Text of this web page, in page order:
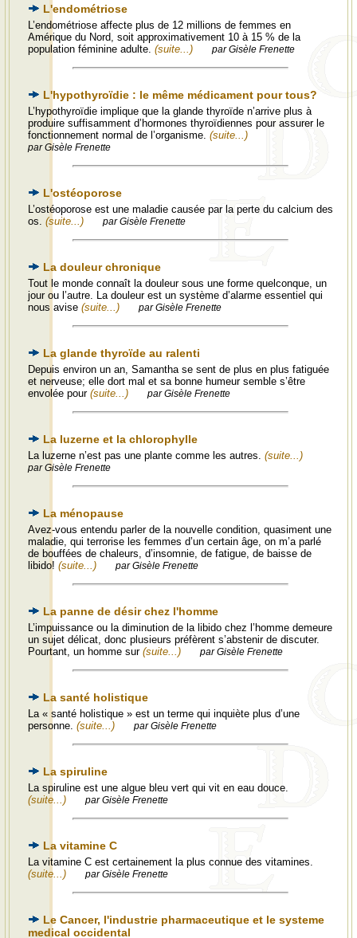
L'endométriose
L’endométriose affecte plus de 12 millions de femmes en
Amérique du Nord, soit approximativement 10 à 15 % de la
population féminine adulte. (suite...) par Gisèle Frenette
L'hypothyroïdie : le même médicament pour tous?
L’hypothyroïdie implique que la glande thyroïde n’arrive plus à
produire suffisamment d’hormones thyroïdiennes pour assurer le
fonctionnement normal de l’organisme. (suite...)
par Gisèle Frenette
L'ostéoporose
L’ostéoporose est une maladie causée par la perte du calcium des
os. (suite...) par Gisèle Frenette
La douleur chronique
Tout le monde connaît la douleur sous une forme quelconque, un
jour ou l’autre. La douleur est un système d’alarme essentiel qui
nous avise (suite...) par Gisèle Frenette
La glande thyroïde au ralenti
Depuis environ un an, Samantha se sent de plus en plus fatiguée
et nerveuse; elle dort mal et sa bonne humeur semble s’être
envolée pour (suite...) par Gisèle Frenette
La luzerne et la chlorophylle
La luzerne n’est pas une plante comme les autres. (suite...)
par Gisèle Frenette
La ménopause
Avez-vous entendu parler de la nouvelle condition, quasiment une
maladie, qui terrorise les femmes d’un certain âge, on m’a parlé
de bouffées de chaleurs, d’insomnie, de fatigue, de baisse de
libido! (suite...) par Gisèle Frenette
La panne de désir chez l'homme
L’impuissance ou la diminution de la libido chez l’homme demeure
un sujet délicat, donc plusieurs préfèrent s’abstenir de discuter.
Pourtant, un homme sur (suite...) par Gisèle Frenette
La santé holistique
La « santé holistique » est un terme qui inquiète plus d’une
personne. (suite...) par Gisèle Frenette
La spiruline
La spiruline est une algue bleu vert qui vit en eau douce.
(suite...)
par Gisèle Frenette
La vitamine C
La vitamine C est certainement la plus connue des vitamines.
(suite...)
par Gisèle Frenette
Le Cancer, l'industrie pharmaceutique et le systeme
medical occidental